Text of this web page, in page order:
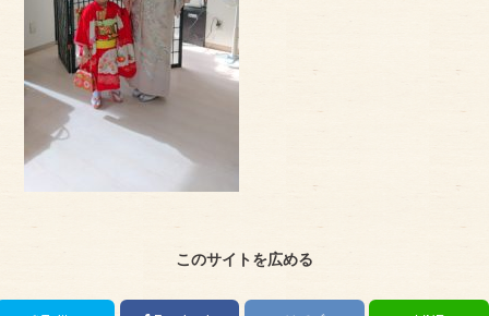
ご利用の流れ
今月のオススメ衣装
成人式特設ページ
お問い合わせ
このサイトを広める